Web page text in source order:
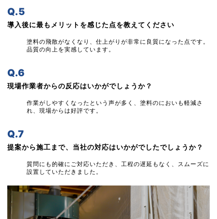
Q.5
導入後に最もメリットを感じた点を教えてください
塗料の飛散がなくなり、仕上がりが非常に良質になった点です。
品質の向上を実感しています。
Q.6
現場作業者からの反応はいかがでしょうか？
作業がしやすくなったという声が多く、塗料のにおいも軽減さ
れ、現場からは好評です。
Q.7
提案から施工まで、当社の対応はいかがでしたでしょうか？
質問にも的確にご対応いただき、工程の遅延もなく、スムーズに
設置していただきました。